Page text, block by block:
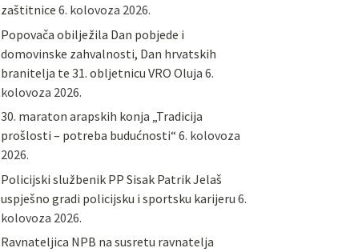
zaštitnice 6. kolovoza 2026.
Popovača obilježila Dan pobjede i
domovinske zahvalnosti, Dan hrvatskih
branitelja te 31. obljetnicu VRO Oluja 6.
kolovoza 2026.
30. maraton arapskih konja „Tradicija
prošlosti – potreba budućnosti“ 6. kolovoza
2026.
Policijski službenik PP Sisak Patrik Jelaš
uspješno gradi policijsku i sportsku karijeru 6.
kolovoza 2026.
Ravnateljica NPB na susretu ravnatelja